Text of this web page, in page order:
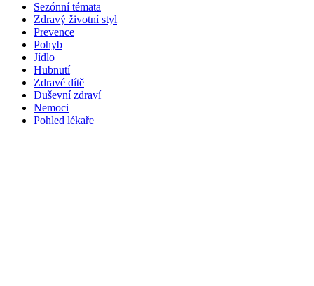
Sezónní témata
Zdravý životní styl
Prevence
Pohyb
Jídlo
Hubnutí
Zdravé dítě
Duševní zdraví
Nemoci
Pohled lékaře